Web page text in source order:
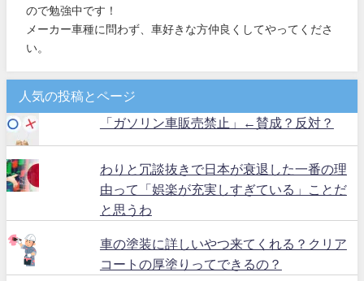
ので勉強中です！
メーカー車種に問わず、車好きな方仲良くしてやってくださ
い。
人気の投稿とページ
「ガソリン車販売禁止」←賛成？反対？
わりと冗談抜きで日本が衰退した一番の理
由って「娯楽が充実しすぎている」ことだ
と思うわ
車の塗装に詳しいやつ来てくれる？クリア
コートの厚塗りってできるの？